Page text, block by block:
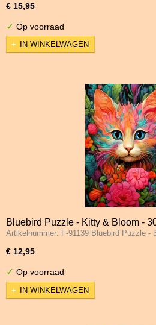
€ 15,95
✓ Op voorraad
IN WINKELWAGEN
Bluebird Puzzle - Kitty & Bloom -
Artikelnummer: F-91139 Bluebird Puzzle -
€ 12,95
✓ Op voorraad
IN WINKELWAGEN